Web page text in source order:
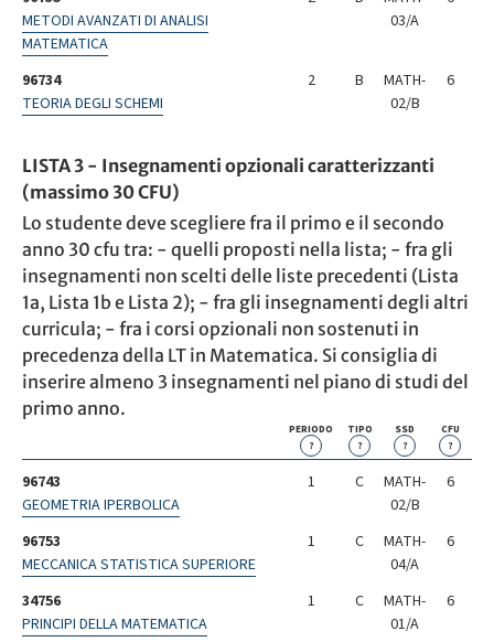
METODI AVANZATI DI ANALISI
MATEMATICA
03/A
96734
TEORIA DEGLI SCHEMI
2 B
MATH-
02/B
6
LISTA 3 - Insegnamenti opzionali caratterizzanti
(massimo 30 CFU)
Lo studente deve scegliere fra il primo e il secondo
anno 30 cfu tra: - quelli proposti nella lista; - fra gli
insegnamenti non scelti delle liste precedenti (Lista
1a, Lista 1b e Lista 2); - fra gli insegnamenti degli altri
curricula; - fra i corsi opzionali non sostenuti in
precedenza della LT in Matematica. Si consiglia di
inserire almeno 3 insegnamenti nel piano di studi del
primo anno.
PERIODO
?
TIPO
?
SSD
?
CFU
?
96743
GEOMETRIA IPERBOLICA
1 C
MATH-
02/B
6
96753
MECCANICA STATISTICA SUPERIORE
1 C
MATH-
04/A
6
34756
PRINCIPI DELLA MATEMATICA
1 C
MATH-
01/A
6